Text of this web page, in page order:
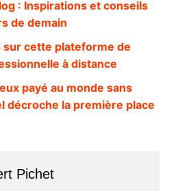
: Inspirations et conseils
de demain
sur cette plateforme de
à distance
payé au monde sans
décroche la première place
Pichet